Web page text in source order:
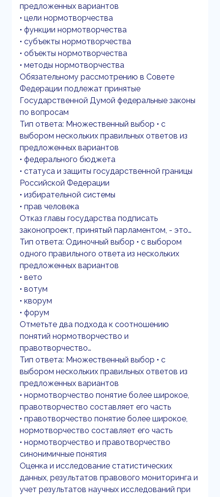
предложенных вариантов
• цели нормотворчества
• функции нормотворчества
• субъекты нормотворчества
• объекты нормотворчества
• методы нормотворчества
Обязательному рассмотрению в Совете
Федерации подлежат принятые
Государственной Думой федеральные законы
по вопросам
Тип ответа: Множественный выбор • с
выбором нескольких правильных ответов из
предложенных вариантов
• федерального бюджета
• статуса и защиты государственной границы
Российской Федерации
• избирательной системы
• прав человека
Отказ главы государства подписать
законопроект, принятый парламентом, - это…
Тип ответа: Одиночный выбор • с выбором
одного правильного ответа из нескольких
предложенных вариантов
• вето
• вотум
• кворум
• форум
Отметьте два подхода к соотношению
понятий нормотворчество и
правотворчество…
Тип ответа: Множественный выбор • с
выбором нескольких правильных ответов из
предложенных вариантов
• нормотворчество понятие более широкое,
правотворчество составляет его часть
• правотворчество понятие более широкое,
нормотворчество составляет его часть
• нормотворчество и правотворчество
синонимичные понятия
Оценка и исследование статистических
данных, результатов правового мониторинга и
учет результатов научных исследований при